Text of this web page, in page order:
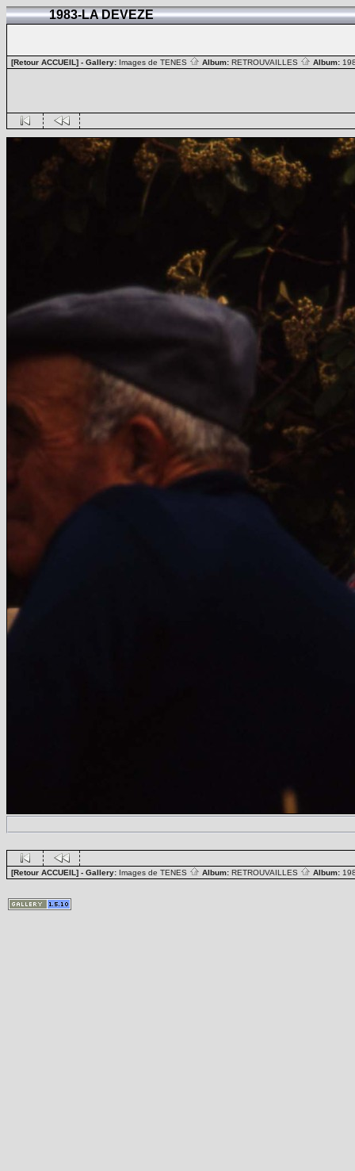
1983-LA DEVEZE
[Retour ACCUEIL] - Gallery: Images de TENES Album: RETROUVAILLES Album:
[Retour ACCUEIL] - Gallery: Images de TENES Album: RETROUVAILLES Album: